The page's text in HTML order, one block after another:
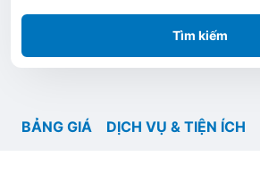
Tìm kiếm
BẢNG GIÁ DỊCH VỤ & TIỆN ÍCH